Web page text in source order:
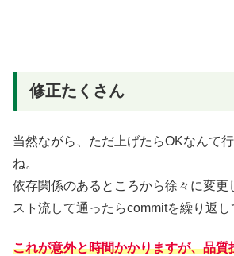
修正たくさん
当然ながら、ただ上げたらOKなんて
ね。
依存関係のあるところから徐々に変更
スト流して通ったらcommitを繰り返し
これが意外と時間かかりますが、品質